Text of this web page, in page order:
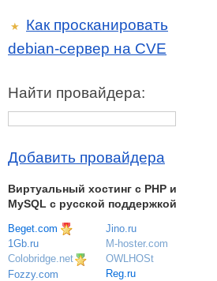
★
Как просканировать
debian-сервер на CVE
Найти провайдера:
Добавить провайдера
Виртуальный хостинг c PHP и
MySQL с русской поддержкой
Beget.com
1Gb.ru
Colobridge.net
Fozzy.com
Jino.ru
M-hoster.com
OWLHOSt
Reg.ru